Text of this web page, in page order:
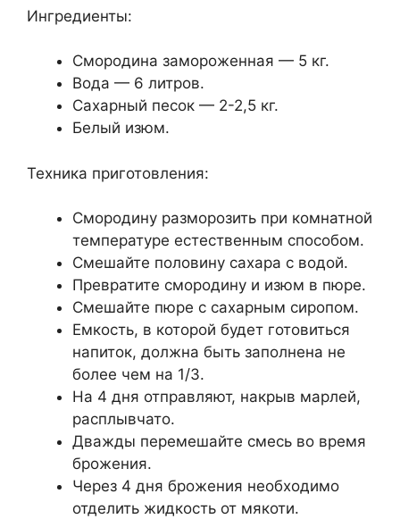
Ингредиенты:
Смородина замороженная — 5 кг.
Вода — 6 литров.
Сахарный песок — 2-2,5 кг.
Белый изюм.
Техника приготовления:
Смородину разморозить при комнатной
температуре естественным способом.
Смешайте половину сахара с водой.
Превратите смородину и изюм в пюре.
Смешайте пюре с сахарным сиропом.
Емкость, в которой будет готовиться
напиток, должна быть заполнена не
более чем на 1/3.
На 4 дня отправляют, накрыв марлей,
расплывчато.
Дважды перемешайте смесь во время
брожения.
Через 4 дня брожения необходимо
отделить жидкость от мякоти.